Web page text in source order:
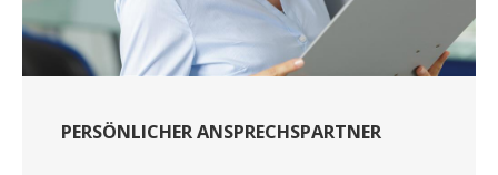
PERSÖNLICHER ANSPRECHSPARTNER